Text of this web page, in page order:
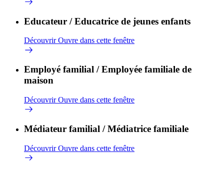
Educateur / Educatrice de jeunes enfants
DécouvrirOuvre dans cette fenêtre
Employé familial / Employée familiale de
maison
DécouvrirOuvre dans cette fenêtre
Médiateur familial / Médiatrice familiale
DécouvrirOuvre dans cette fenêtre